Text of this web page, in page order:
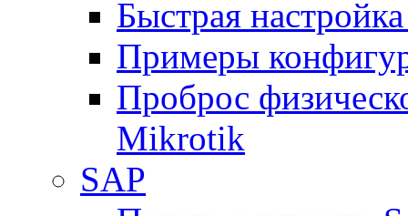
Быстрая
Примеры
Проброс
Mikrotik
SAP